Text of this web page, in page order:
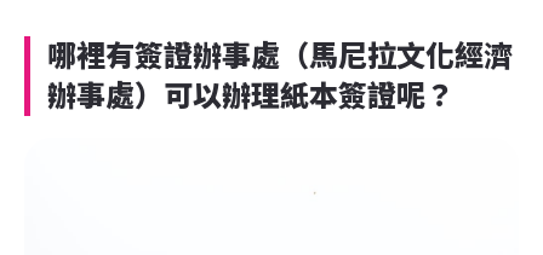
哪裡有簽證辦事處（馬尼拉文化經濟
辦事處）可以辦理紙本簽證呢？